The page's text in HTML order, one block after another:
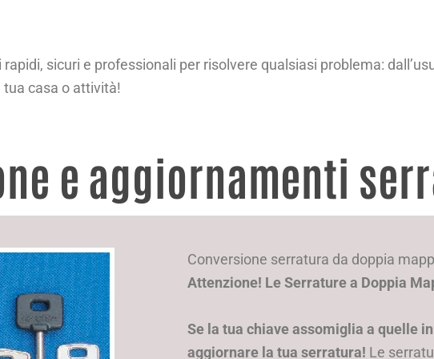
sicuri e professionali per risolvere qualsiasi problema:
casa o attività!
e aggiornamenti
Conversione serratura da doppia
Attenzione! Le Serrature a Doppia
Se la tua chiave assomiglia a quelle
aggiornare la tua serratura! Le